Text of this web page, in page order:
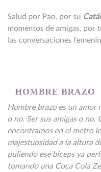
Salud por Pao, por su
momentos de amigas, por
las conversaciones
HOMBRE BRAZO
Hombre brazo es un amor
o no. Ser sus amigas o no.
encontramos en el metro
majestuosidad a la altura
puliendo ese bíceps ya
tomando una Coca Cola